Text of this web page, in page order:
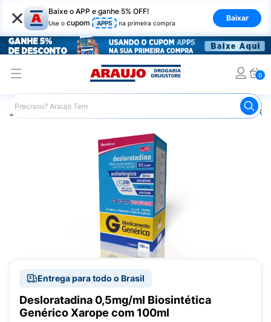
× Baixe o APP e ganhe 5% OFF!
Use o cupom APP5 na primeira compra
Baixar
0
Araujo Medicamentos Remédios para Alergias e
Entrega para todo o Brasil
Desloratadina 0,5mg/ml Biosintética
Genérico Xarope com 100ml